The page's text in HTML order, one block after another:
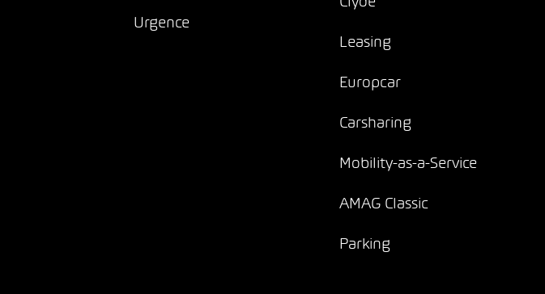
Urgence
Clyde
Leasing
Europcar
Carsharing
Mobility-as-a-Service
AMAG Classic
Parking